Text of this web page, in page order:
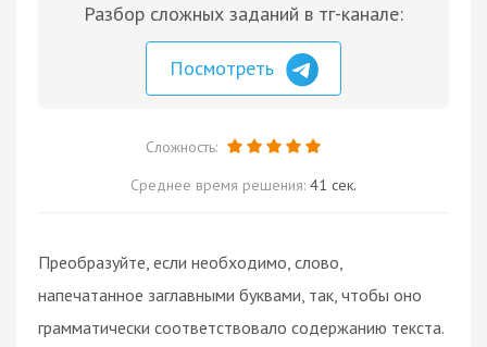
Разбор сложных заданий в тг-канале:
Посмотреть
Сложность:
Среднее время решения: 41 сек.
Преобразуйте, если необходимо, слово,
напечатанное заглавными буквами, так, чтобы оно
грамматически соответствовало содержанию текста.